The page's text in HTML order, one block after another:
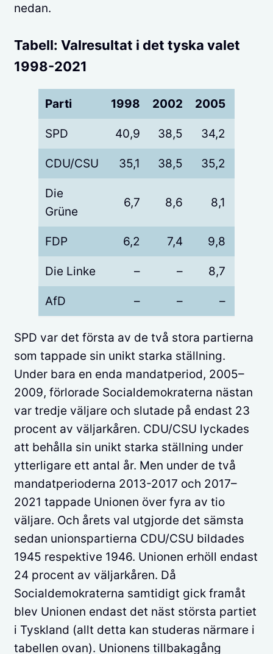
nedan.
Tabell: Valresultat i det tyska valet
1998-2021
Parti 1998 2002 2005
SPD 40,9 38,5 34,2
CDU/CSU 35,1 38,5 35,2
Die
Grüne
6,7 8,6 8,1
FDP 6,2 7,4 9,8
Die Linke – – 8,7
AfD – – –
SPD var det första av de två stora partierna
som tappade sin unikt starka ställning.
Under bara en enda mandatperiod, 2005–
2009, förlorade Socialdemokraterna nästan
var tredje väljare och slutade på endast 23
procent av väljarkåren. CDU/CSU lyckades
att behålla sin unikt starka ställning under
ytterligare ett antal år. Men under de två
mandatperioderna 2013-2017 och 2017–
2021 tappade Unionen över fyra av tio
väljare. Och årets val utgjorde det sämsta
sedan unionspartierna CDU/CSU bildades
1945 respektive 1946. Unionen erhöll endast
24 procent av väljarkåren. Då
Socialdemokraterna samtidigt gick framåt
blev Unionen endast det näst största partiet
i Tyskland (allt detta kan studeras närmare i
tabellen ovan). Unionens tillbakagång